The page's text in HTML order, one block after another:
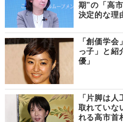
期”の「高
決定的な理
「創価学
っ子」と紹
優」
「片脚は
取れていな
れる高市首